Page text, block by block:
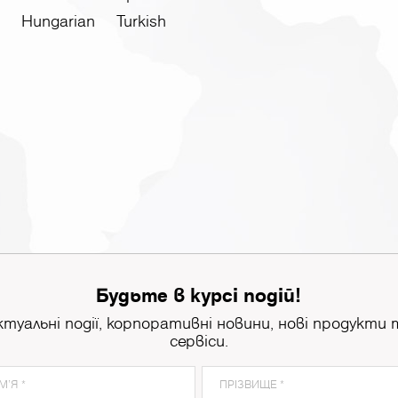
Hungarian
Turkish
Будьте в курсі подій!
події, корпоративні новини, нові продукти
сервіси.